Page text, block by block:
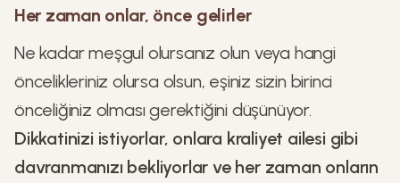
Her zaman onlar, önce gelirler
Ne kadar meşgul olursanız olun veya hangi
öncelikleriniz olursa olsun, eşiniz sizin birinci
önceliğiniz olması gerektiğini düşünüyor.
Dikkatinizi istiyorlar, onlara kraliyet ailesi gibi
davranmanızı bekliyorlar ve her zaman onların